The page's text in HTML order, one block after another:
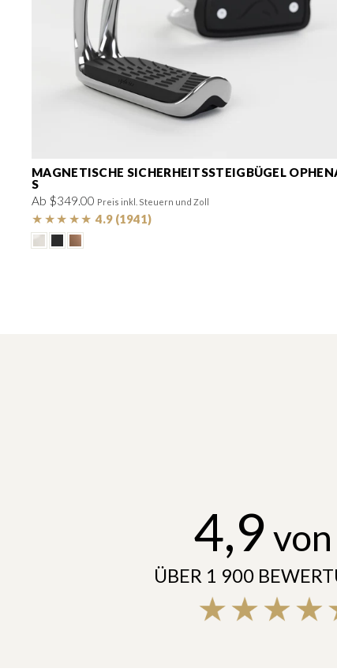
MAGNETISCHE SICHERHEITSSTEIGBÜGEL
S
Ab $349.00 Preis inkl. Steuern und Zoll
★ ★★ ★★ 4.9 (1941)
4,9
ÜBER 1 900